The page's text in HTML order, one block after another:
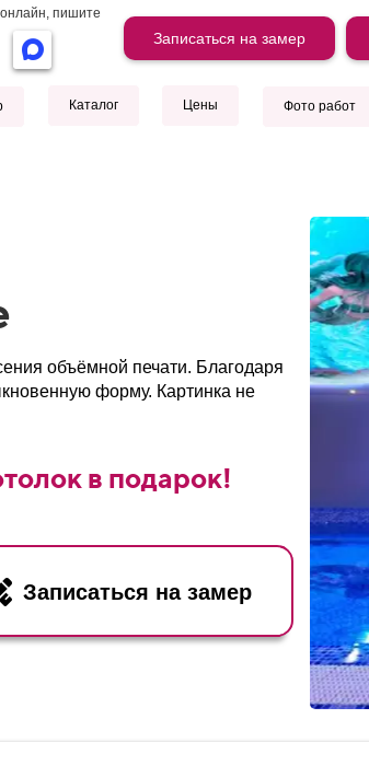
пишите
Записаться на замер
Каталог Цены Фото работ
объёмной печати. Благодаря
форму. Картинка не
в подарок!
Записаться на замер